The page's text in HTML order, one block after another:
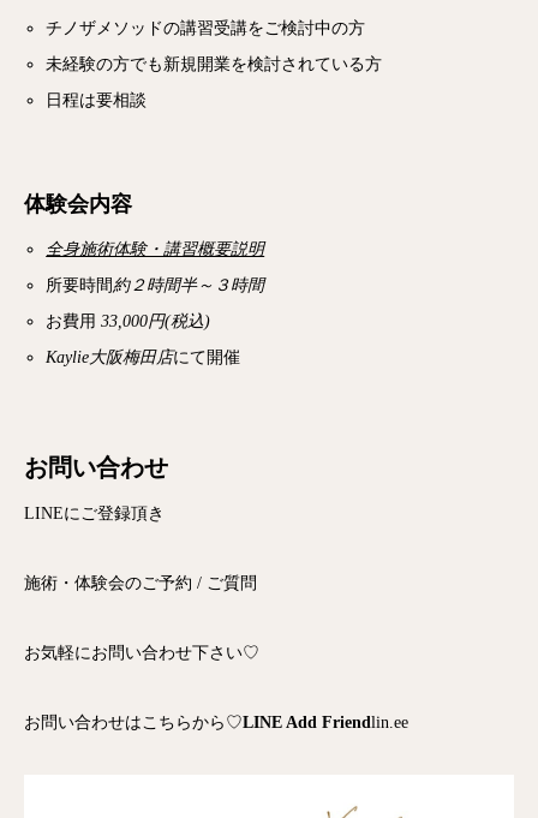
チノザメソッドの講習受講をご検討中の方
未経験の方でも新規開業を検討されている方
日程は要相談
体験会内容
全身施術体験・講習概要説明
所要時間約２時間半～３時間
お費用33,000円(税込)
Kaylie大阪梅田店にて開催
お問い合わせ
LINEにご登録頂き
施術・体験会のご予約 / ご質問
お気軽にお問い合わせ下さい♡
お問い合わせはこちらから♡LINE Add Friendlin.ee